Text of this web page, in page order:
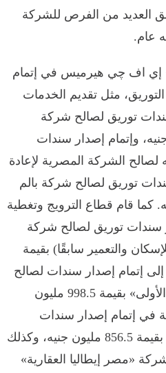
العديد من الفرص للشركة
عام.
إي اف چي هيرميس في إتمام
مثل تقديم الخدمات
توريق لصالح شركة
922.3 مليون جنيه، وإتمام إصدار سندات
مليون جنيه لصالح الشركة المصرية لإعادة
توريق لصالح شركة بالم
مليون جنيه. كما قام قطاع الترويج وتغطية
سندات توريق لصالح شركة
والتعمير سابقًا) بقيمة
إلى إتمام إصدار سندات لصالح
«التعمير للتمويل العقاري – الأولى» بقيمة 998.5 مليون
في إتمام إصدار سندات
توريق لصالح شركة «ڤاليو» بقيمة 856.5 مليون جنيه، وكذلك
«مصر إيطاليا العقارية»